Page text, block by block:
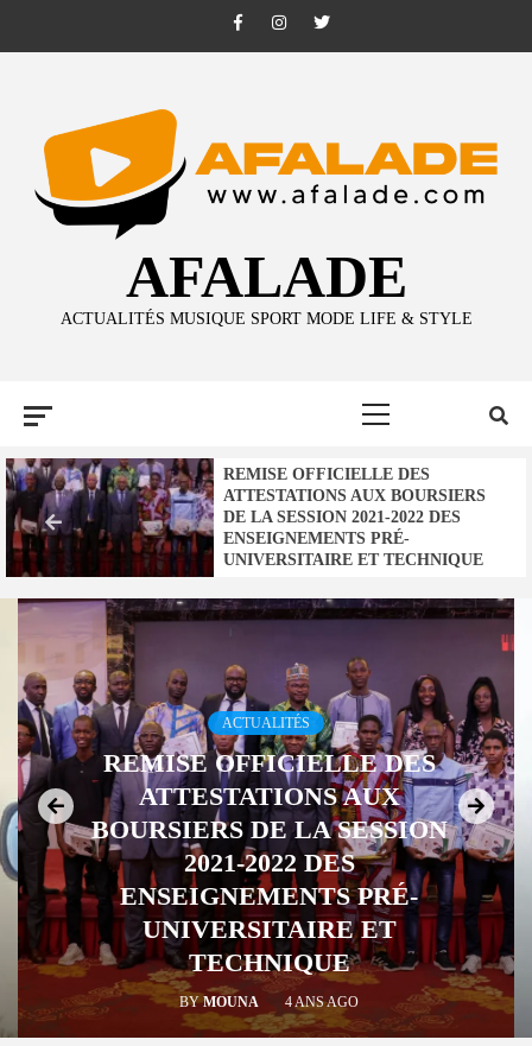
FacebookInstagramTwitter
AFALADE
ACTUALITÉS MUSIQUE SPORT MODE LIFE & STYLE
REMISE OFFICIELLE DES
ATTESTATIONS AUX BOURSIERS
DE LA SESSION 2021-2022 DES
ENSEIGNEMENTS PRÉ-
UNIVERSITAIRE ET TECHNIQUE
ACTUALITÉS
REMISE OFFICIELLE DES
ATTESTATIONS AUX
BOURSIERS DE LA SESSION
2021-2022 DES
ENSEIGNEMENTS PRÉ-
UNIVERSITAIRE ET
TECHNIQUE
BY MOUNA 4 ANS AGO